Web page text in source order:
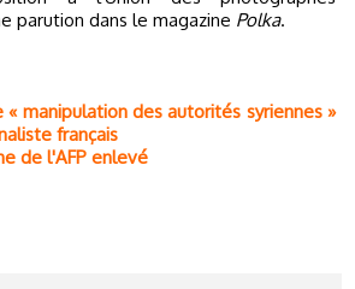
parution dans le magazine Polka.
« manipulation des autorités syriennes »
français
de l'AFP enlevé